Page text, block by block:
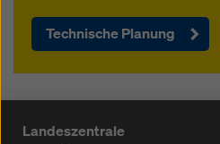
Technische Planung
Landeszentrale